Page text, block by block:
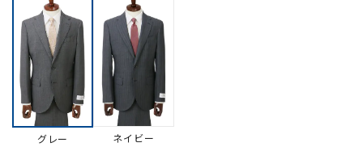
グレー ネイビー